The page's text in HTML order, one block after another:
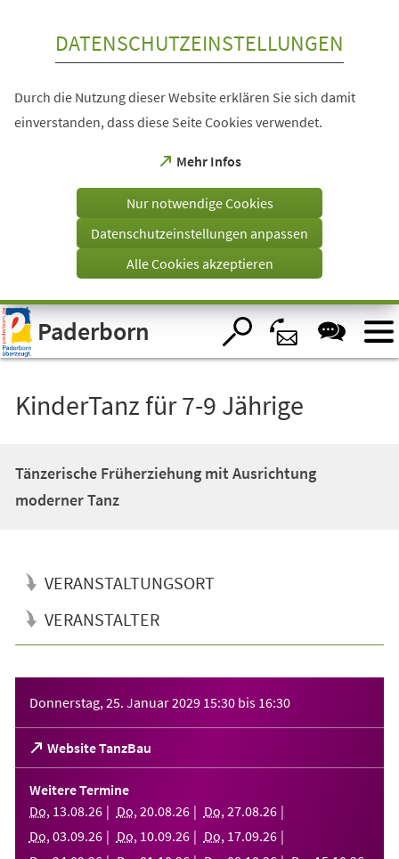
Visuelle
Assistenzsoftware
öffnen.
DATENSCHUTZEINSTELLUNGEN
Durch die Nutzung dieser Website erklären Sie sich damit
einverstanden, dass diese Seite Cookies verwendet.
Mehr Infos
(Öffnet
einem
Tab)
Nur notwendige Cookies
Datenschutzeinstellungen anpassen
Alle Cookies akzeptieren
Paderborn
KinderTanz für 7-9 Jährige
Tänzerische Früherziehung mit Ausrichtung
moderner Tanz
VERANSTALTUNGSORT
VERANSTALTER
Donnerstag, 25. Januar 2029 15:30 bis 16:30
Website TanzBau
(Öffnet
in
einem
neuen
Tab)
Weitere Termine
Do, 13.08.26 Do, 20.08.26 Do, 27.08.26
Do, 03.09.26 Do, 10.09.26 Do, 17.09.26